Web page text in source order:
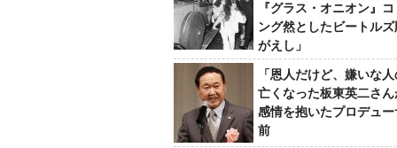
『グラス・オニオン』
ング然としたビートル
がえし」
「恩人だけど、嫌いな
亡くなった板東英二さ
感情を抱いたプロデュ
前